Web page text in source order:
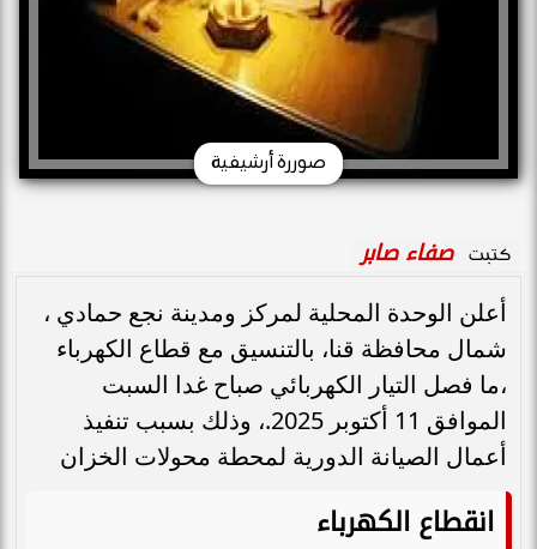
صوررة أرشيفية
كتبت صفاء صابر
أعلن الوحدة المحلية لمركز ومدينة نجع حمادي ،
شمال محافظة قنا، بالتنسيق مع قطاع الكهرباء
،ما فصل التيار الكهربائي صباح غدا السبت
الموافق 11 أكتوبر 2025.، وذلك بسبب تنفيذ
أعمال الصيانة الدورية لمحطة محولات الخزان
انقطاع الكهرباء